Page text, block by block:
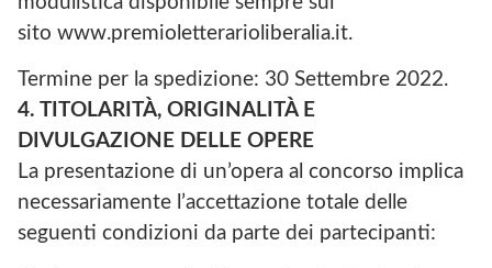
sito www.premioletterarioliberalia.it.
Termine per la spedizione: 30 Settembre 2022.
4. TITOLARITÀ, ORIGINALITÀ E
DIVULGAZIONE DELLE OPERE
La presentazione di un’opera al concorso implica
necessariamente l’accettazione totale delle
seguenti condizioni da parte dei partecipanti: